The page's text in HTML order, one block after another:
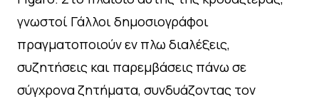
γνωστοί Γάλλοι δημοσιογράφοι
πραγματοποιούν εν πλω διαλέξεις,
συζητήσεις και παρεμβάσεις πάνω σε
σύγχρονα ζητήματα, συνδυάζοντας τον